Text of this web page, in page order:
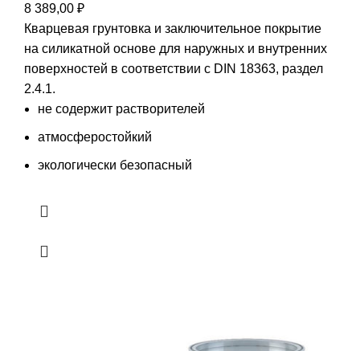
8 389,00 ₽
Кварцевая грунтовка и заключительное покрытие
на силикатной основе для наружных и внутренних
поверхностей в соответствии с DIN 18363, раздел
2.4.1.
не содержит растворителей
атмосферостойкий
экологически безопасный